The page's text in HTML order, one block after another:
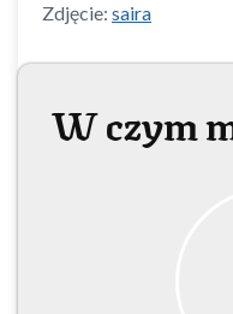
Zdjęcie: saira
W czym